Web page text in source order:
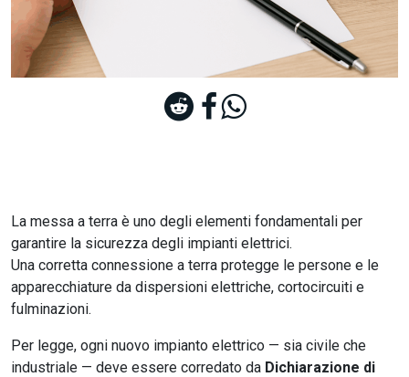
La messa a terra è uno degli elementi fondamentali per
garantire la sicurezza degli impianti elettrici.
Una corretta connessione a terra protegge le persone e le
apparecchiature da dispersioni elettriche, cortocircuiti e
fulminazioni.
Per legge, ogni nuovo impianto elettrico — sia civile che
industriale — deve essere corredato da Dichiarazione di